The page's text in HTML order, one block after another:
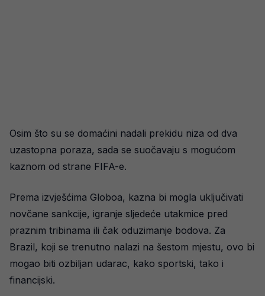
Osim što su se domaćini nadali prekidu niza od dva
uzastopna poraza, sada se suočavaju s mogućom
kaznom od strane FIFA-e.
Prema izvješćima Globoa, kazna bi mogla uključivati
novčane sankcije, igranje sljedeće utakmice pred
praznim tribinama ili čak oduzimanje bodova. Za
Brazil, koji se trenutno nalazi na šestom mjestu, ovo bi
mogao biti ozbiljan udarac, kako sportski, tako i
financijski.